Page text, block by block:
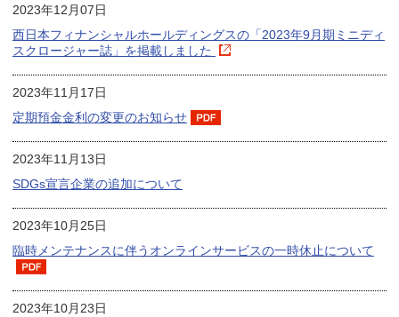
2023年12月07日
西日本フィナンシャルホールディングスの「2023年9月期ミニディ
スクロージャー誌」を掲載しました
2023年11月17日
定期預金金利の変更のお知らせ
2023年11月13日
SDGs宣言企業の追加について
2023年10月25日
臨時メンテナンスに伴うオンラインサービスの一時休止について
2023年10月23日